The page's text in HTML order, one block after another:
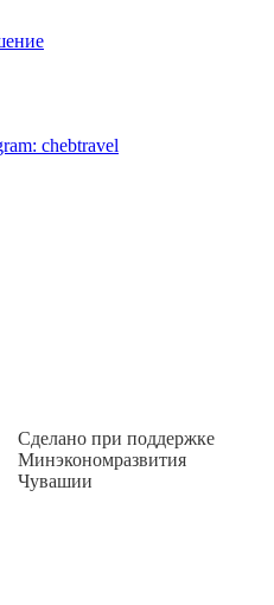
chebtravel
Сделано при поддержке
Минэкономразвития
Чувашии